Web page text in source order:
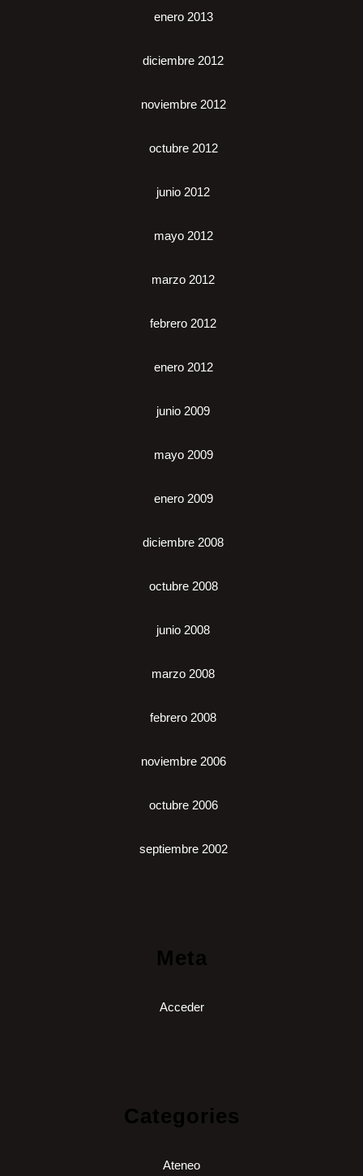
enero 2013
diciembre 2012
noviembre 2012
octubre 2012
junio 2012
mayo 2012
marzo 2012
febrero 2012
enero 2012
junio 2009
mayo 2009
enero 2009
diciembre 2008
octubre 2008
junio 2008
marzo 2008
febrero 2008
noviembre 2006
octubre 2006
septiembre 2002
Meta
Acceder
Categories
Ateneo